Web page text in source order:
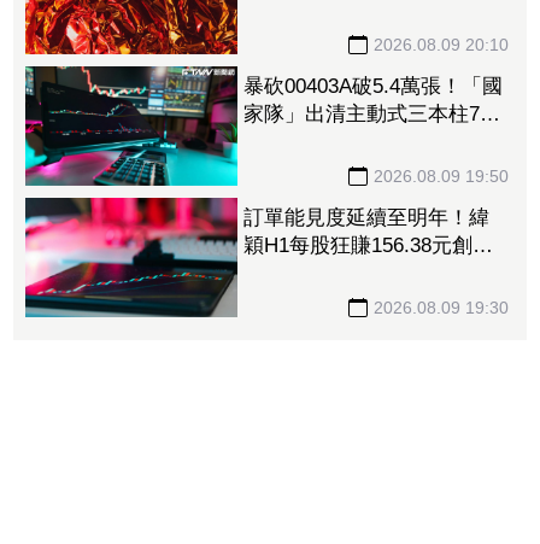
2026.08.09 20:10
暴砍00403A破5.4萬張！「國
家隊」出清主動式三本柱7萬
2026.08.09 19:50
訂單能見度延續至明年！緯
穎H1每股狂賺156.38元創同
2026.08.09 19:30